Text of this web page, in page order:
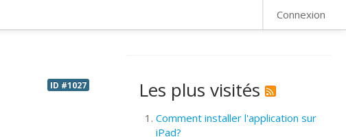
Connexion
ID #1027 Les plus visités
Comment installer l'application sur
iPad?